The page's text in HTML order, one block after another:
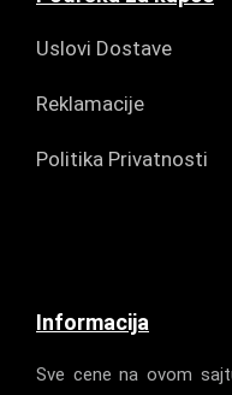
Uslovi Dostave
Reklamacije
Politika Privatnosti
Informacija
Sve cene na ovom